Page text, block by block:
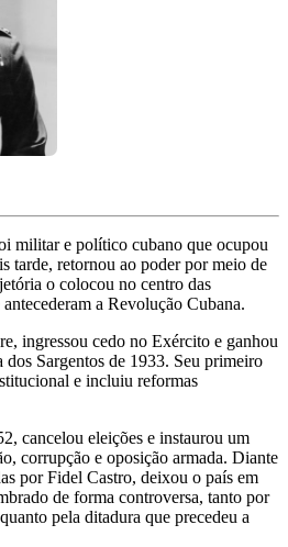
militar e político cubano que ocupou
tarde, retornou ao poder por meio de
o colocou no centro das
a Revolução Cubana.
ingressou cedo no Exército e ganhou
Sargentos de 1933. Seu primeiro
e incluiu reformas
cancelou eleições e instaurou um
corrupção e oposição armada. Diante
por Fidel Castro, deixou o país em
de forma controversa, tanto por
pela ditadura que precedeu a